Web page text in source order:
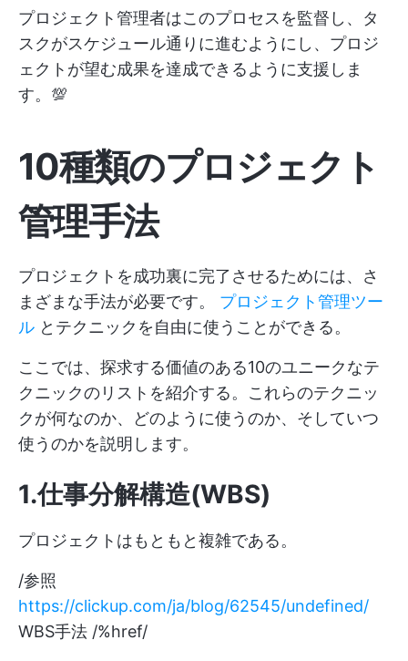
プロジェクト管理者はこのプロセスを監督し、タ
スクがスケジュール通りに進むようにし、プロジ
ェクトが望む成果を達成できるように支援しま
す。💯
10種類のプロジェクト
管理手法
プロジェクトを成功裏に完了させるためには、さ
まざまな手法が必要です。 プロジェクト管理ツー
ル とテクニックを自由に使うことができる。
ここでは、探求する価値のある10のユニークなテ
クニックのリストを紹介する。これらのテクニッ
クが何なのか、どのように使うのか、そしていつ
使うのかを説明します。
1.仕事分解構造(WBS)
プロジェクトはもともと複雑である。
/参照
https://clickup.com/ja/blog/62545/undefined/
WBS手法 /%href/